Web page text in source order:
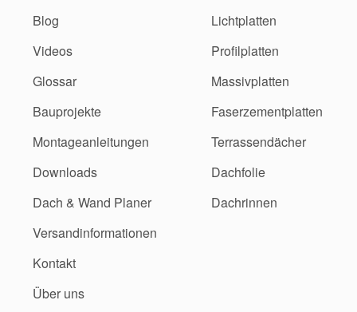
Blog
Videos
Glossar
Bauprojekte
Montageanleitungen
Downloads
Dach & Wand Planer
Versandinformationen
Kontakt
Über uns
Lichtplatten
Profilplatten
Massivplatten
Faserzementplatten
Terrassendächer
Dachfolie
Dachrinnen